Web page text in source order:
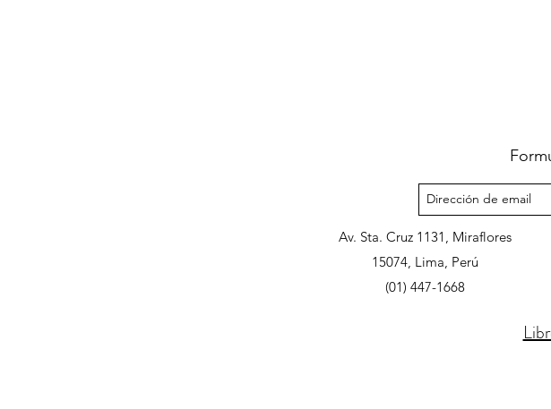
Av. Sta. Cruz 1131, Miraflores
15074, Lima, Perú
(01) 447-1668